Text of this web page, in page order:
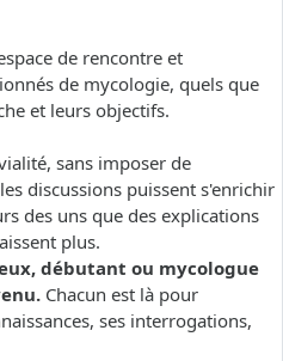
de rencontre et
de mycologie, quels que
et leurs objectifs.
sans imposer de
discussions puissent s'enrichir
des uns que des explications
plus.
débutant ou mycologue
Chacun est là pour
ses interrogations,